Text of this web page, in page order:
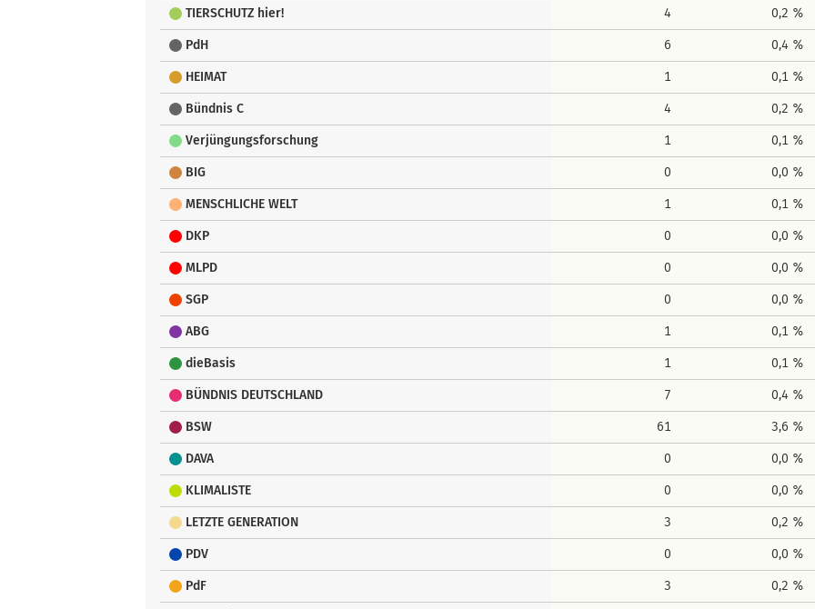
TIERSCHUTZ hier! 4 0,2 %
PdH 6 0,4 %
HEIMAT 1 0,1 %
Bündnis C 4 0,2 %
Verjüngungsforschung 1 0,1 %
BIG 0 0,0 %
MENSCHLICHE WELT 1 0,1 %
DKP 0 0,0 %
MLPD 0 0,0 %
SGP 0 0,0 %
ABG 1 0,1 %
dieBasis 1 0,1 %
BÜNDNIS DEUTSCHLAND 7 0,4 %
BSW 61 3,6 %
DAVA 0 0,0 %
KLIMALISTE 0 0,0 %
LETZTE GENERATION 3 0,2 %
PDV 0 0,0 %
PdF 3 0,2 %